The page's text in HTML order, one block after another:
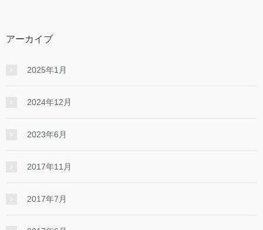
アーカイブ
2025年1月
2024年12月
2023年6月
2017年11月
2017年7月